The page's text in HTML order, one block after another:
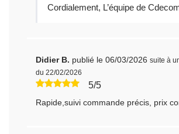
Cordialement, L’équipe de
Didier B. publié le 06/03/2026 suite à
du 22/02/2026
5/5
Rapide,suivi commande précis, prix